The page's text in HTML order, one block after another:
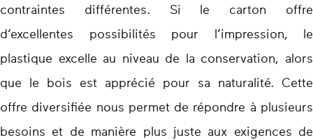
contraintes différentes. Si le carton offre
d’excellentes possibilités pour l’impression, le
plastique excelle au niveau de la conservation, alors
que le bois est apprécié pour sa naturalité. Cette
offre diversifiée nous permet de répondre à plusieurs
besoins et de manière plus juste aux exigences de